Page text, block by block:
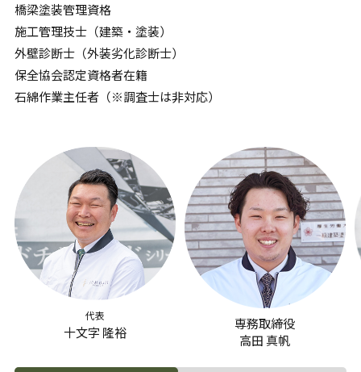
橋梁塗装管理資格
施工管理技士（建築・塗装）
外壁診断士（外装劣化診断士）
保全協会認定資格者在籍
石綿作業主任者（※調査士は非対応）
代表
十文字 隆裕
専務取締役
高田 真帆